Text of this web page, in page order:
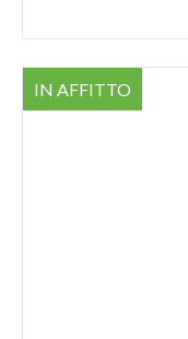
IN AFFITTO